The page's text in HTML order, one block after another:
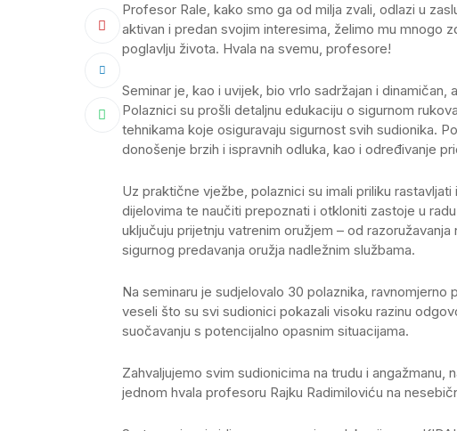
Profesor Rale, kako smo ga od milja zvali, odlazi u
aktivan i predan svojim interesima, želimo mu mnogo
poglavlju života. Hvala na svemu, profesore!
Seminar je, kao i uvijek, bio vrlo sadržajan i
Polaznici su prošli detaljnu edukaciju o sigurnom
tehnikama koje osiguravaju sigurnost svih sudionika.
donošenje brzih i ispravnih odluka, kao i određivanje
Uz praktične vježbe, polaznici su imali priliku
dijelovima te naučiti prepoznati i otkloniti zastoje u
uključuju prijetnju vatrenim oružjem – od
sigurnog predavanja oružja nadležnim službama.
Na seminaru je sudjelovalo 30 polaznika, ravnomjerno
veseli što su svi sudionici pokazali visoku razinu
suočavanju s potencijalno opasnim situacijama.
Zahvaljujemo svim sudionicima na trudu i
jednom hvala profesoru Rajku Radimiloviću na